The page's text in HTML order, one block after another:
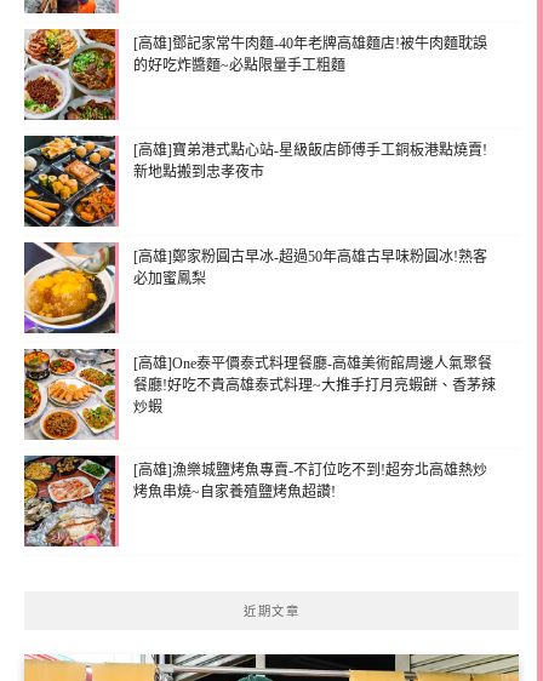
[高雄]鄧記家常牛肉麵-40年老牌高雄麵店!被牛肉麵耽誤
的好吃炸醬麵~必點限量手工粗麵
[高雄]寶弟港式點心站-星級飯店師傅手工銅板港點燒賣!
新地點搬到忠孝夜市
[高雄]鄭家粉圓古早冰-超過50年高雄古早味粉圓冰!熟客
必加蜜鳳梨
[高雄]One泰平價泰式料理餐廳-高雄美術館周邊人氣聚餐
餐廳!好吃不貴高雄泰式料理~大推手打月亮蝦餅、香茅辣
炒蝦
[高雄]漁樂城鹽烤魚專賣-不訂位吃不到!超夯北高雄熱炒
烤魚串燒~自家養殖鹽烤魚超讚!
近期文章